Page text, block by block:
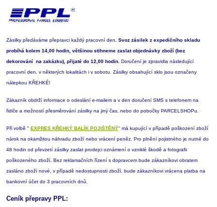
Zásilky předáváme přepravci každý pracovní den. Svoz zásilek z expedičního skladu
probíhá kolem 14,00 hodin, většinou stihneme zaslat objednávky zboží (bez
dekorování na zakázku), přijaté do 12,00 hodin. Doručení je zpravidla následující
pracovní den, v některých lokalitách i v sobotu. Zásilky obsahující sklo jsou označeny
nálepkou KŘEHKÉ!
Zákazník obdrží informace o odeslání e-mailem a v den doručení SMS s telefonem na
řidiče a možností přesměrování zásilky na jiný čas, nebo do pobočky PARCELSHOPu.
Při volbě " EXPRES KŘEHKÝ BALÍK POJIŠTĚNÝ" má kupující v případě poškození zboží
nárok na okamžitou náhradu zboží nebo vrácení peněz. Pro plnění pojistného je nutné do
48 hodin od převzetí zásilky zaslat prodejci oznámení o vzniklé škodě a fotografii
poškozeného zboží. Bez reklamačních řízení s dopravcem bude zákazníkovi obratem
zasláno zboží nové, v případě nedostupnosti zboží, bude zákazníkovi vrácena platba na
bankovní účet do 3 pracovních dnů.
Ceník přepravy PPL: